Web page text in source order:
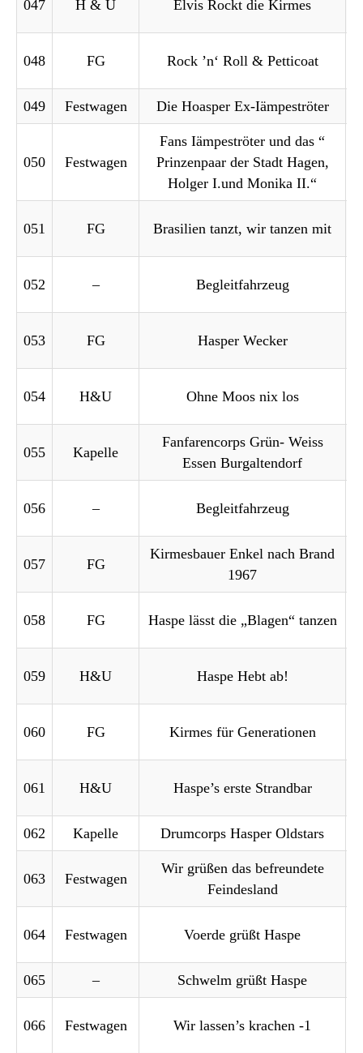
047 H & U Elvis Rockt die Kirmes
048 FG Rock ’n‘ Roll & Petticoat
049 Festwagen Die Hoasper Ex-Iämpeströter
050 Festwagen
Fans Iämpeströter und das “
Prinzenpaar der Stadt Hagen,
Holger I.und Monika II.“
051 FG Brasilien tanzt, wir tanzen mit
052 – Begleitfahrzeug
053 FG Hasper Wecker
054 H&U Ohne Moos nix los
055 Kapelle
Fanfarencorps Grün- Weiss
Essen Burgaltendorf
056 – Begleitfahrzeug
057 FG
Kirmesbauer Enkel nach Brand
1967
058 FG Haspe lässt die „Blagen“ tanzen
059 H&U Haspe Hebt ab!
060 FG Kirmes für Generationen
061 H&U Haspe’s erste Strandbar
062 Kapelle Drumcorps Hasper Oldstars
063 Festwagen
Wir grüßen das befreundete
Feindesland
064 Festwagen Voerde grüßt Haspe
065 – Schwelm grüßt Haspe
066 Festwagen Wir lassen’s krachen -1